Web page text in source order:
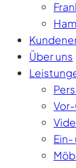
Über uns